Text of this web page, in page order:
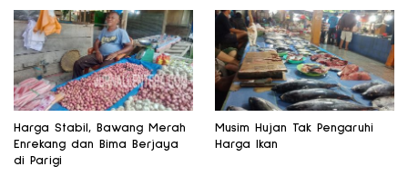
Harga Stabil, Bawang Merah
Enrekang dan Bima Berjaya
di Parigi
Musim Hujan Tak Pengaruhi
Harga Ikan